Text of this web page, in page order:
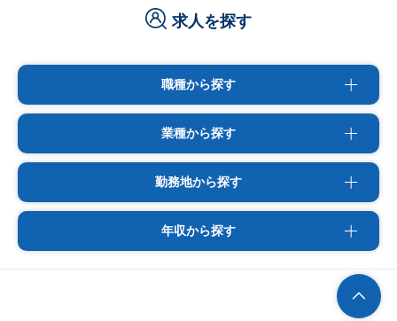
求人を探す
職種から探す
業種から探す
勤務地から探す
年収から探す